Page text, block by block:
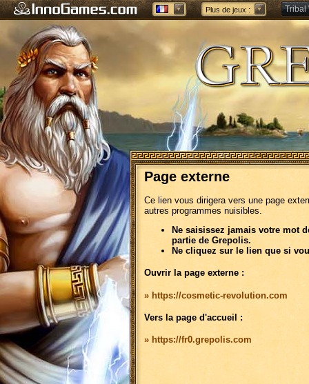
Plus de jeux : Tribal
Page externe
Ce lien vous dirigera vers une page
autres programmes nuisibles.
Ne saisissez jamais votre mot
partie de Grepolis.
Ne cliquez sur le lien que si
Ouvrir la page externe :
» https://cosmetic-revolution.com
Vers la page d'accueil :
» https://fr0.grepolis.com